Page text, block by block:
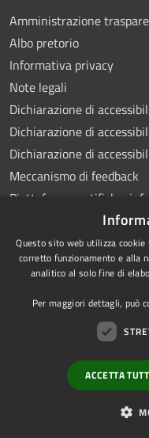
Amministrazione
Albo pretorio
Informativa privacy
Note legali
Dichiarazione di
Dichiarazione di
Dichiarazione di
Meccanismo di feedback
Piattaforma notifiche:
Videosorveglianza
Questo sito web utilizza
corretto funzionamento e alla
analitico al solo fine di
Per maggiori dettagli, può
ACCETTA